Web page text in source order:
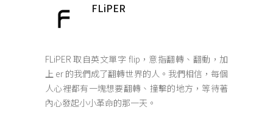
FLiPER
FLiPER 取自英文單字 flip，意指翻轉、翻動，加
上 er 的我們成了翻轉世界的人。我們相信，每個
人心裡都有一塊想要翻轉、撞擊的地方，等待著
內心發起小小革命的那一天。